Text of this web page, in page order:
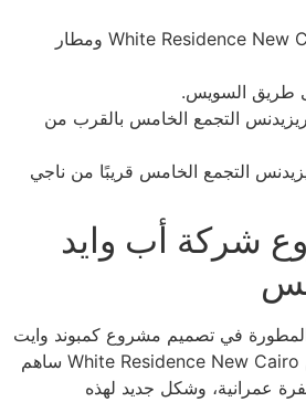
المسافة ببين White Residence New Cairo ومطار
طريق السويس.
التجمع الخامس بالقرب من
التجمع الخامس قريبًا من ناجي
شركة أب وايد
المطورة في تصميم مشروع كمبوند وايت
ريزيدنس التجمع الخامس White Residence New Cairo ساهم
عمرانية، وشكل جديد لهذه